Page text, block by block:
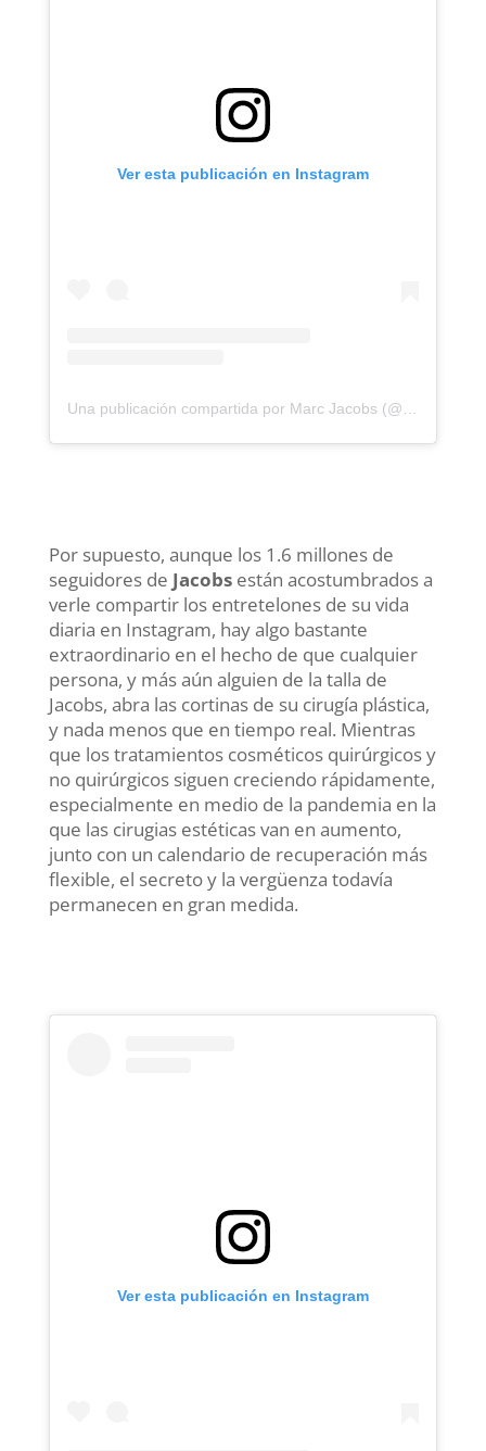
Ver esta publicación en Instagram
Por supuesto, aunque los 1.6 millones de
seguidores de Jacobsestán acostumbrados a
verle compartir los entretelones de su vida
diaria en Instagram, hay algo bastante
extraordinario en el hecho de que cualquier
persona, y más aún alguien de la talla de
Jacobs, abra las cortinas de su cirugía plástica,
y nada menos que en tiempo real. Mientras
que los tratamientos cosméticos quirúrgicos y
no quirúrgicos siguen creciendo rápidamente,
especialmente en medio de la pandemia en la
que las cirugias estéticas van en aumento,
junto con un calendario de recuperación más
flexible, el secreto y la vergüenza todavía
permanecen en gran medida.
Ver esta publicación en Instagram